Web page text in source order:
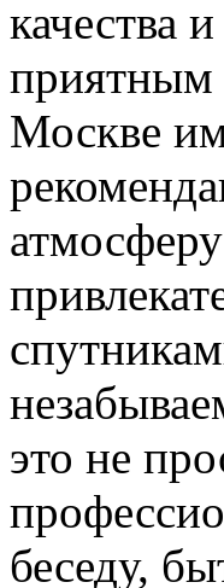
качества
приятным
Москве
это не
беседу,